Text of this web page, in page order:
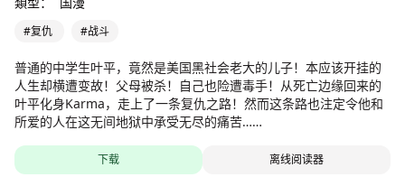
#复仇 #战斗
普通的中学生叶平，竟然是美国黑社会老大的儿子！本应该开挂的
人生却横遭变故！父母被杀！自己也险遭毒手！从死亡边缘回来的
叶平化身Karma，走上了一条复仇之路！然而这条路也注定令他和
所爱的人在这无间地狱中承受无尽的痛苦……
下载
离线阅读器